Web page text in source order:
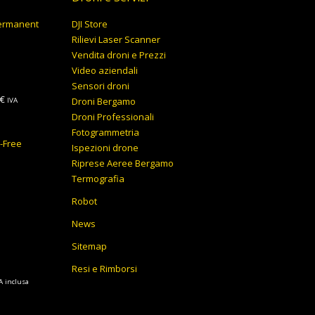
€Fascia
da
IVA
Free
inclusa
DJI Store
Rilievi Laser Scanner
Vendita droni e Prezzi
Video aziendali
Sensori droni
Droni Bergamo
Droni Professionali
Fotogrammetria
Ispezioni drone
Riprese Aeree Bergamo
Termografia
Robot
News
Sitemap
Resi e Rimborsi